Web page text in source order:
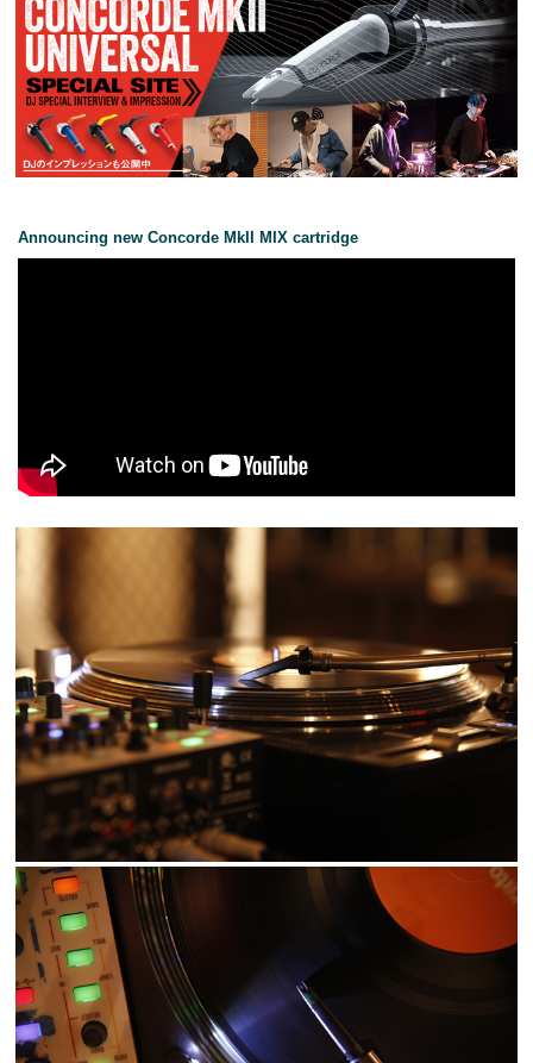
Announcing new Concorde MkII MIX cartridge